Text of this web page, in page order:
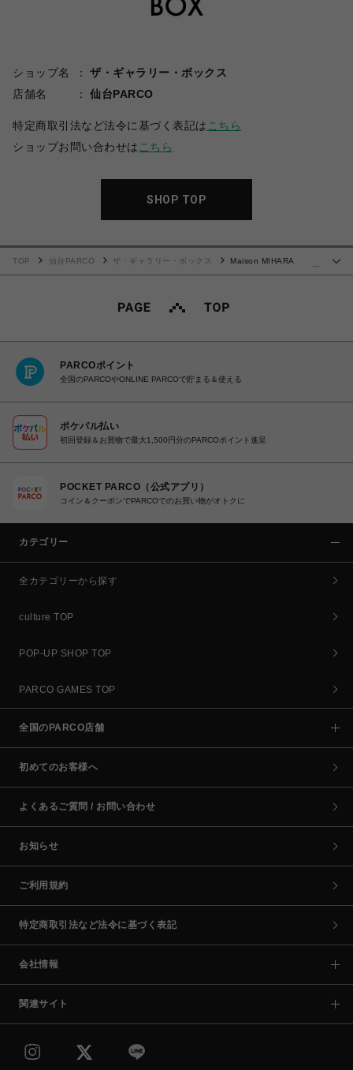
ショップ名
ザ・ギャラリー・ボックス
店舗名
仙台PARCO
特定商取引法など法令に基づく表記は こちら
ショップお問い合わせは こちら
SHOP TOP
TOP 仙台PARCO ザ・ギャラリー・ボックス
Maison MIHARA
PARCOポイント
全国のPARCOやONLINE PARCOで貯まる＆使える
ポケパル払い
初回登録＆お買物で最大1,500円分のPARCOポイント進呈
POCKET PARCO（公式アプリ）
コイン＆クーポンでPARCOでのお買い物がオトクに
カテゴリー
全カテゴリーから探す
culture TOP
POP-UP SHOP TOP
PARCO GAMES TOP
全国のPARCO店舗
初めてのお客様へ
よくあるご質問 / お問い合わせ
お知らせ
ご利用規約
特定商取引法など法令に基づく表記
会社情報
関連サイト